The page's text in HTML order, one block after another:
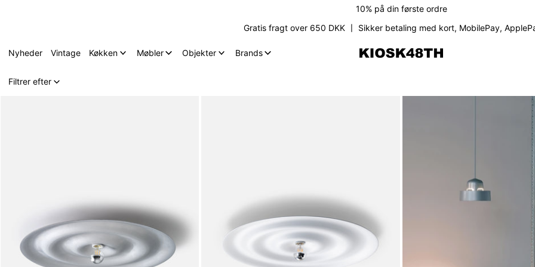
10% på din første ordre
Gratis fragt over 650 DKK 〡 Sikker betaling med kort, MobilePay,
Nyheder Vintage Køkken Møbler Objekter Brands
Filtrer efter